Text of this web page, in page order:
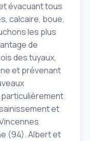
évacuant tous
calcaire, boue,
les plus
de
des tuyaux,
et prévenant
et
(94). Albert et